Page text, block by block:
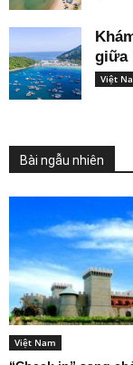
giữa
Việt
Bài ngẫu nhiên
Việt Nam